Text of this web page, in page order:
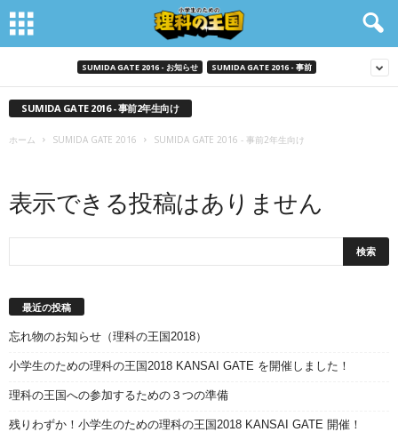
SUMIDA GATE 2016 - お知らせ SUMIDA GATE 2016 - 事前
SUMIDA GATE 2016 - 事前2年生向け
ホーム SUMIDA GATE 2016 SUMIDA GATE 2016 - 事前2年生向け
表示できる投稿はありません
最近の投稿
忘れ物のお知らせ（理科の王国2018）
小学生のための理科の王国2018 KANSAI GATE を開催しました！
理科の王国への参加するための３つの準備
残りわずか！小学生のための理科の王国2018 KANSAI GATE 開催！